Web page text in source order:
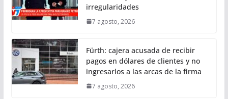
irregularidades
7 agosto, 2026
Fürth: cajera acusada de recibir
pagos en dólares de clientes y no
ingresarlos a las arcas de la firma
7 agosto, 2026